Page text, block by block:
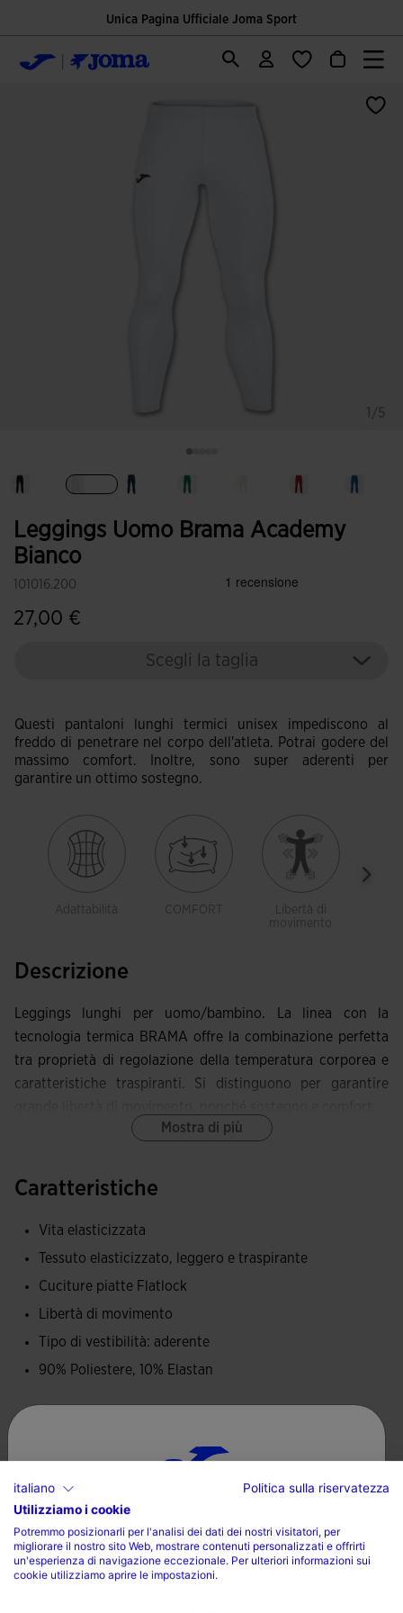
Unica Pagina Ufficiale Joma Sport
Leggings Uomo Brama Academy
Bianco
101016.200
27,00 €
Scegli la taglia
Questi pantaloni lunghi termici unisex impediscono al
freddo di penetrare nel corpo dell'atleta. Potrai godere del
massimo comfort. Inoltre, sono super aderenti per
garantire un ottimo sostegno.
Adattabilità COMFORT
Libertà di
movimento
Descrizione
Leggings lunghi per uomo/bambino. La linea con la
tecnologia termica BRAMA offre la combinazione perfetta
tra proprietà di regolazione della temperatura corporea e
caratteristiche traspiranti. Si distinguono per garantire
cuciture piatte Flatlock, che prevengono l'insorgenza di
Realizzati in tessuto resistente al sudore, leggero, morbido
e flessibile. Mantengono l'atleta a una temperatura
corporea costante grazie alle loro capacità traspiranti.
Logo Joma in stampa.
Mostra di più
Caratteristiche
Vita elasticizzata
Tessuto elasticizzato, leggero e traspirante
Cuciture piatte Flatlock
Libertà di movimento
Tipo di vestibilità: aderente
90% Poliestere, 10% Elastan
Cura del capo
Non utilizzare candeggina
Non utilizzare asciugatrice
Stirare a una temperatura massima di 110 gradi
Non lavare a secco
Scegli il tuo paese e la tua lingua
Paese
italiano
Politica sulla riservatezza
Utilizziamo i cookie
Potremmo posizionarli per l'analisi dei dati dei nostri visitatori, per
migliorare il nostro sito Web, mostrare contenuti personalizzati e offrirti
un'esperienza di navigazione eccezionale. Per ulteriori informazioni sui
cookie utilizziamo aprire le impostazioni.